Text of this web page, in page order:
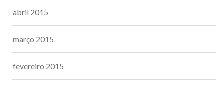
abril 2015
março 2015
fevereiro 2015